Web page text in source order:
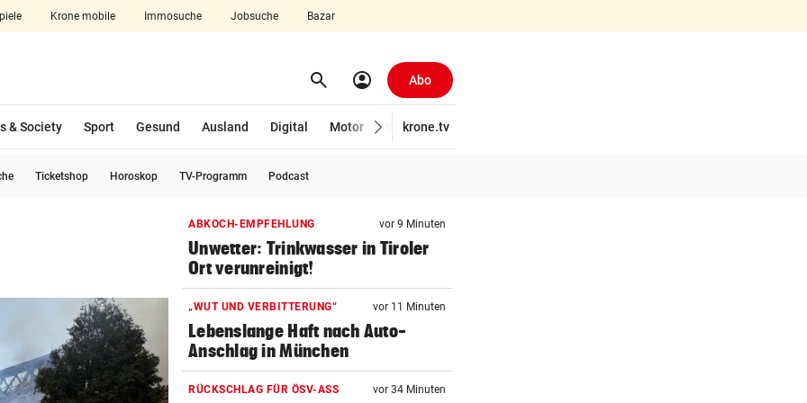
Krone mobile Immosuche Jobsuche Bazar
aufklappen search Suchen
account_circle Abo
& Society Sport Gesund Ausland Digital Motor Wirtschaft
krone.tv
Ticketshop Horoskop TV-Programm Podcast
ABKOCH-EMPFEHLUNG vor 9 Minuten
Unwetter: Trinkwasser in Tiroler
Ort verunreinigt!
„WUT UND VERBITTERUNG“ vor 11 Minuten
Lebenslange Haft nach Auto-
Anschlag in München
RÜCKSCHLAG FÜR ÖSV-ASS vor 34 Minuten